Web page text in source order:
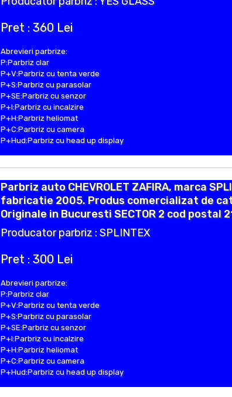
Pret : 360 Lei
Abrevieri parbrize:
P:Parbriz clar
P+V:Parbriz cu tenta verde
P+S:Parbriz cu parasolar
P+SE:Parbriz cu senzor
P+I:Parbriz cu incalzire
P+H:Parbriz heliomat
P+C:Parbriz cu camera
P+Hud:Parbriz cu head up display
Parbriz auto CHEVROLET ZAFIRA, marca
fabricatie 2005. Produs comercializat de
Originale in Bucuresti SECTOR 2 cod postal
Producator parbriz : SPLINTEX
Pret : 300 Lei
Abrevieri parbrize:
P:Parbriz clar
P+V:Parbriz cu tenta verde
P+S:Parbriz cu parasolar
P+SE:Parbriz cu senzor
P+I:Parbriz cu incalzire
P+H:Parbriz heliomat
P+C:Parbriz cu camera
P+Hud:Parbriz cu head up display